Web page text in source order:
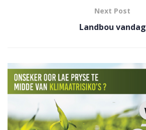
Next Post
Landbou vandag